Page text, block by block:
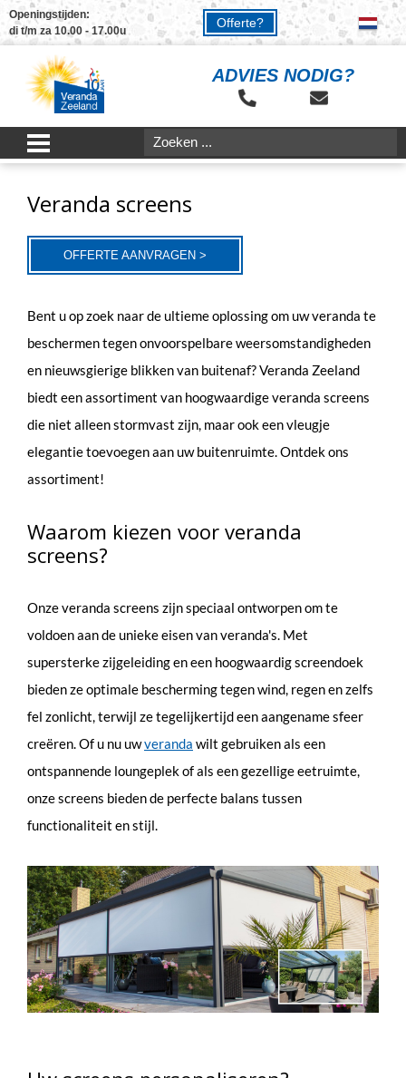
Openingstijden:
di t/m za 10.00 - 17.00u
Offerte?
ADVIES NODIG?
Veranda screens
OFFERTE AANVRAGEN >
Bent u op zoek naar de ultieme oplossing om uw veranda te
beschermen tegen onvoorspelbare weersomstandigheden
en nieuwsgierige blikken van buitenaf? Veranda Zeeland
biedt een assortiment van hoogwaardige veranda screens
die niet alleen stormvast zijn, maar ook een vleugje
elegantie toevoegen aan uw buitenruimte. Ontdek ons
assortiment!
Waarom kiezen voor veranda
screens?
Onze veranda screens zijn speciaal ontworpen om te
voldoen aan de unieke eisen van veranda's. Met
supersterke zijgeleiding en een hoogwaardig screendoek
bieden ze optimale bescherming tegen wind, regen en zelfs
fel zonlicht, terwijl ze tegelijkertijd een aangename sfeer
creëren. Of u nu uwveranda wilt gebruiken als een
ontspannende loungeplek of als een gezellige eetruimte,
onze screens bieden de perfecte balans tussen
functionaliteit en stijl.